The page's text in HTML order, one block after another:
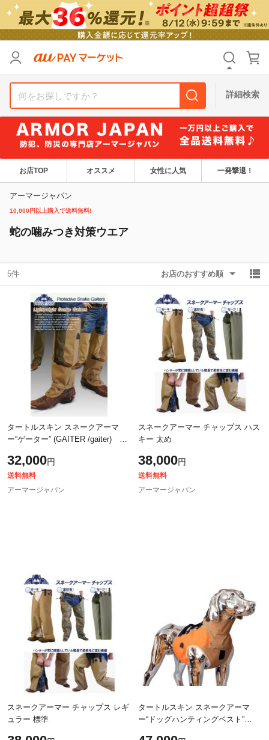
詳細検索
お店TOP オススメ 女性に人気 一発撃退！
アーマージャパン
10,000円以上購入で送料無料!
蛇の噛みつき対策ウエア
5件 お店のおすすめ順
タートルスキン スネークアーマ
ー“ゲーター” (GAITER /gaiter)
32,000円
送料無料
アーマージャパン
スネークアーマー チャップス ハス
キー 太め
38,000円
送料無料
アーマージャパン
スネークアーマー チャップス レギ
ュラー 標準
タートルスキン スネークアーマ
ー“ドッグハンティングベスト”
支払い方法
その他の条件
送料無料 タイムセール
Pontaパス特典対象すべて
除外ワード
リセット
支払い方法
その他の条件
送料無料 タイムセール
Pontaパス特典対象すべて
除外ワード